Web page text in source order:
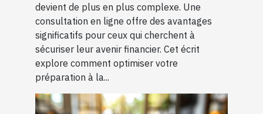
devient de plus en plus complexe. Une
consultation en ligne offre des avantages
significatifs pour ceux qui cherchent à
sécuriser leur avenir financier. Cet écrit
explore comment optimiser votre
préparation à la...